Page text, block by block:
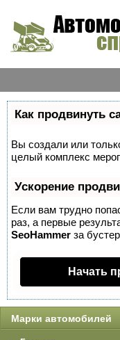
Как продвинуть
Вы создали или
целый комплекс
Ускорение
Если вам трудно
раз, а первые
SeoHammer за бустер
Начать
Марки автомобилей